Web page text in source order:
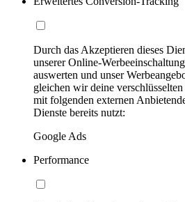
Durch das Akzeptieren dieses
unserer Online-
auswerten und unser
gleichen wir deine
mit folgenden externen
Dienste bereits nutzt:
Google Ads
Performance